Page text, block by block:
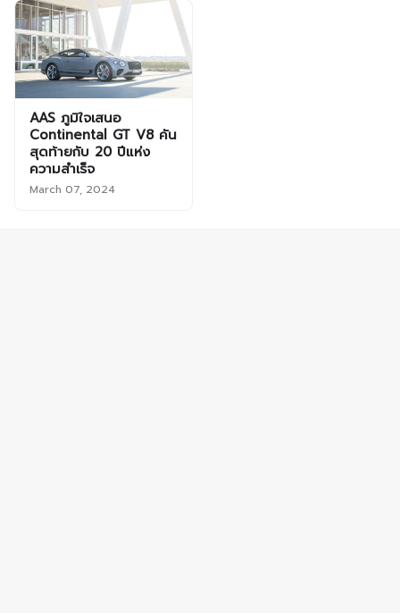
AAS ภูมิใจเสนอ
Continental GT V8 คัน
สุดท้ายกับ 20 ปีแห่ง
ความสำเร็จ
March 07, 2024